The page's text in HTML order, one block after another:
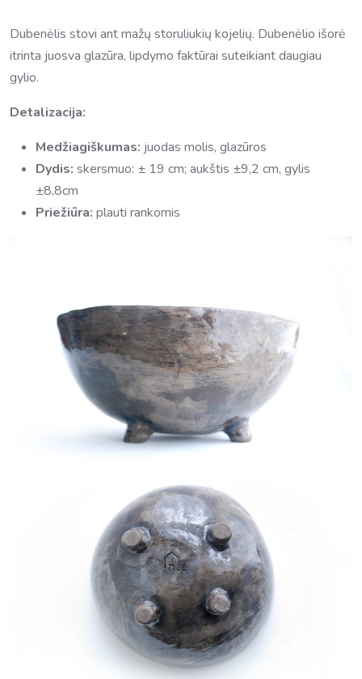
Dubenėlis stovi ant mažų storuliukių kojelių. Dubenėlio išorė
itrinta juosva glazūra, lipdymo faktūrai suteikiant daugiau
gylio.
Detalizacija:
Medžiagiškumas: juodas molis, glazūros
Dydis: skersmuo: ± 19 cm; aukštis ±9,2 cm, gylis
±8,8cm
Priežiūra: plauti rankomis